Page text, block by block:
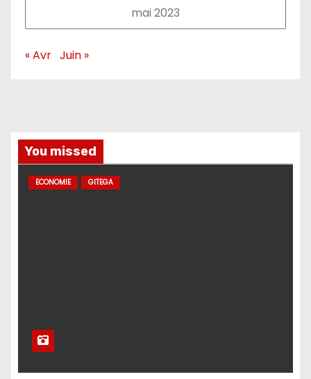
mai 2023
« Avr Juin »
You missed
ECONOMIE GITEGA